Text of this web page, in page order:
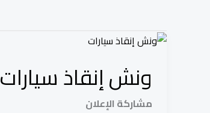
ونش إنقاذ سيارات
مشاركة الإعلان
ونش
سيارات